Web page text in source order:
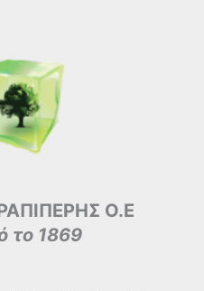
Ο.Ε
το 1869